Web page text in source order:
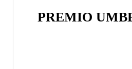
PREMIO